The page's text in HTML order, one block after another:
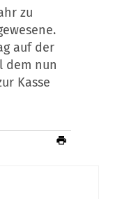
zu
auf der
dem nun
Kasse